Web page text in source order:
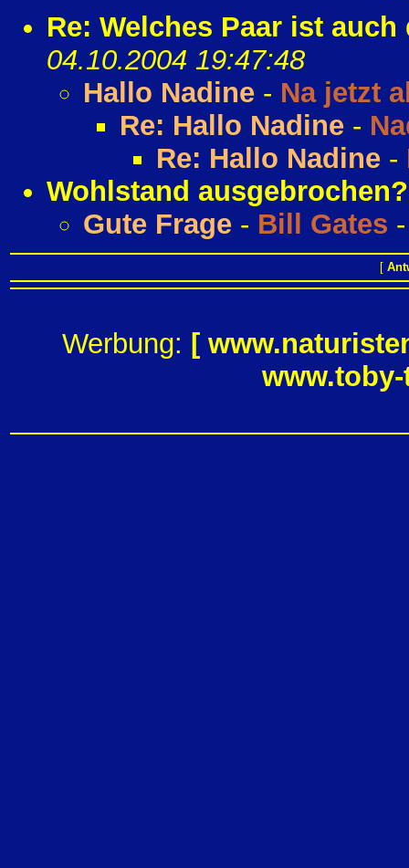
Re: Welches Paar ist
04.10.2004 19:47:48
Hallo Nadine - Na jetzt
Re: Hallo Nadine -
Re: Hallo Nadine -
Wohlstand
Gute Frage - Bill Gates
[
Werbung: [